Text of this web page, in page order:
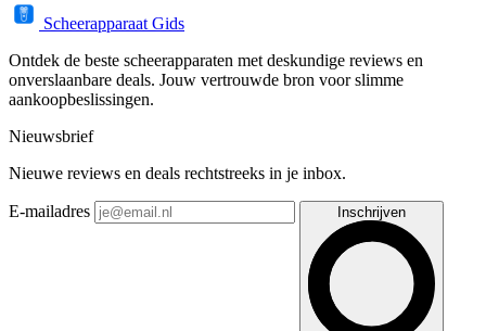
Scheerapparaat Gids
Ontdek de beste scheerapparaten met deskundige reviews en
onverslaanbare deals. Jouw vertrouwde bron voor slimme
aankoopbeslissingen.
Nieuwsbrief
Nieuwe reviews en deals rechtstreeks in je inbox.
E-mailadres Inschrijven